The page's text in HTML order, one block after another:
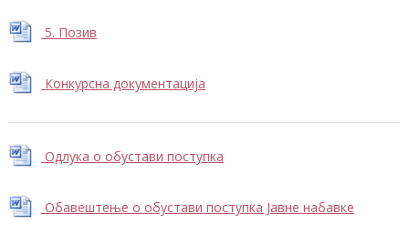
5. Позив
Конкурсна документација
Одлука о обустави поступка
Обавештење о обустави поступка Јавне набавке